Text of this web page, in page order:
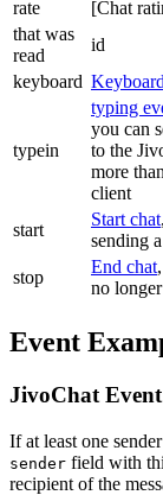
rate
[Chat
that was
read
id
keyboard
typein
typing
you can
to the
more
client
start
Start chat
sending
stop
End chat
no
Event
JivoChat
If at least one
sender field with
recipient of the